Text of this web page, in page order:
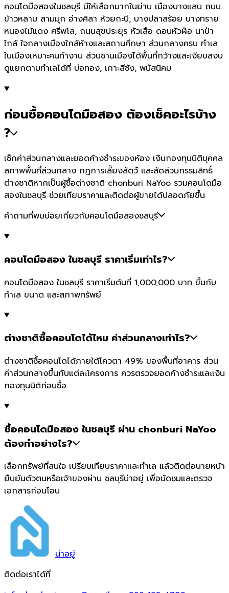
คอนโดมือสองในชลบุรี มีให้เลือกมากในย่าน เมืองบางแสน ถนน
ข้าวหลาม สามมุก อ่างศิลา ห้วยกะปิ, บางปลาสร้อย บางทราย
หนองไม้แดง ศรีพโล, ถนนสุขประยุร หัวเสือ ดอนหัวฬ่อ นาป่า
ใกล้ ใจกลางเมืองใกล้ห้างและสถานศึกษา ส่วนกลางครบ ทำเล
ในเมืองเหมาะคนทำงาน ส่วนชานเมืองได้พื้นที่กว้างและเงียบสงบ
ดูแยกตามทำเลได้ที่ บ่อทอง, เกาะสีชัง, พนัสนิคม
ก่อนซื้อคอนโดมือสอง ต้องเช็คอะไรบ้าง
?
เช็กค่าส่วนกลางและยอดค้างชำระของห้อง เงินกองทุนนิติบุคคล
สภาพพื้นที่ส่วนกลาง กฎการเลี้ยงสัตว์ และสัดส่วนกรรมสิทธิ์
ต่างชาติหากเป็นผู้ซื้อต่างชาติ chonburi NaYoo รวมคอนโดมือ
สองในชลบุรี ช่วยเทียบราคาและติดต่อผู้ขายได้ปลอดภัยขึ้น
คำถามที่พบบ่อยเกี่ยวกับคอนโดมือสองชลบุรี
คอนโดมือสอง ในชลบุรี ราคาเริ่มเท่าไร?
คอนโดมือสอง ในชลบุรี ราคาเริ่มต้นที่ 1,000,000 บาท ขึ้นกับ
ทำเล ขนาด และสภาพทรัพย์
ต่างชาติซื้อคอนโดได้ไหม ค่าส่วนกลางเท่าไร?
ต่างชาติซื้อคอนโดได้ภายใต้โควตา 49% ของพื้นที่อาคาร ส่วน
ค่าส่วนกลางขึ้นกับแต่ละโครงการ ควรตรวจยอดค้างชำระและเงิน
กองทุนนิติก่อนซื้อ
ซื้อคอนโดมือสอง ในชลบุรี ผ่าน chonburi NaYoo
ต้องทำอย่างไร?
เลือกทรัพย์ที่สนใจ เปรียบเทียบราคาและทำเล แล้วติดต่อนายหน้า
ยืนยันตัวตนหรือเจ้าของผ่าน ชลบุรีน่าอยู่ เพื่อนัดชมและตรวจ
เอกสารก่อนโอน
น่าอยู่
ติดต่อเราได้ที่